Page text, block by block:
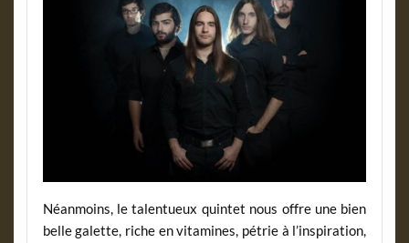
Néanmoins, le talentueux quintet nous offre une bien
belle galette, riche en vitamines, pétrie à l’inspiration,